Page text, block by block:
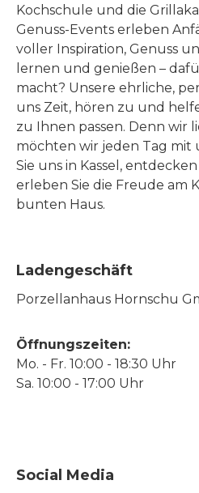
Kochschule und die
Genuss-Events erleben
voller Inspiration, Genuss
lernen und genießen –
macht? Unsere ehrliche,
uns Zeit, hören zu und
zu Ihnen passen. Denn wir
möchten wir jeden Tag
Sie uns in Kassel,
erleben Sie die Freude am
bunten Haus.
Ladengeschäft
Porzellanhaus Hornschu
Öffnungszeiten:
Mo. - Fr. 10:00 - 18:30 Uhr
Sa. 10:00 - 17:00 Uhr
Social Media